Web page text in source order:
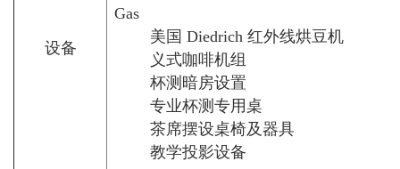
设备
Gas
美国 Diedrich 红外线烘豆机
义式咖啡机组
杯测暗房设置
专业杯测专用桌
茶席摆设桌椅及器具
教学投影设备